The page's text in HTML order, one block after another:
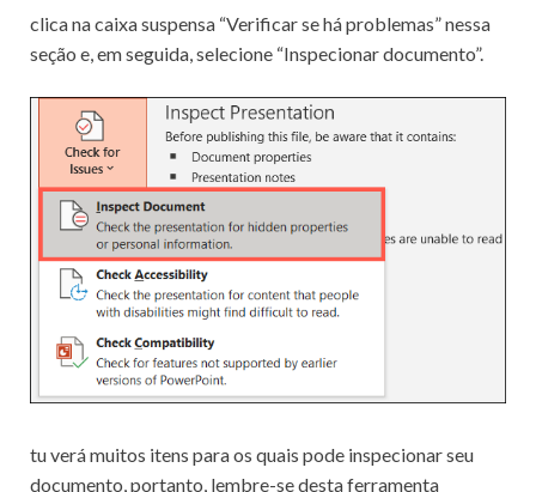
clica na caixa suspensa “Verificar se há problemas” nessa
seção e, em seguida, selecione “Inspecionar documento”.
tu verá muitos itens para os quais pode inspecionar seu
documento, portanto, lembre-se desta ferramenta